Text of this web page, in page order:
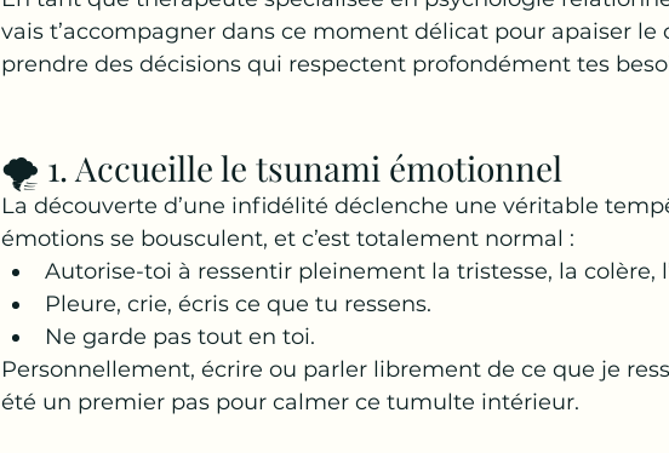
vais t’accompagner dans ce moment délicat pour apaiser le
prendre des décisions qui respectent profondément tes
🌪️ 1. Accueille le tsunami émotionnel
La découverte d’une infidélité déclenche une véritable
émotions se bousculent, et c’est totalement normal :
Autorise-toi à ressentir pleinement la tristesse, la colère,
Pleure, crie, écris ce que tu ressens.
Ne garde pas tout en toi.
Personnellement, écrire ou parler librement de ce que je
été un premier pas pour calmer ce tumulte intérieur.